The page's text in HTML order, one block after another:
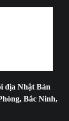
địa Nhật Bản
Bắc Ninh,